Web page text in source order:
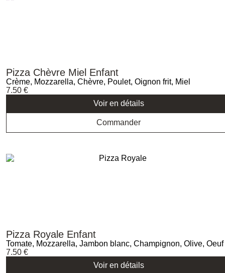
Pizza Chèvre Miel Enfant
Crème, Mozzarella, Chèvre, Poulet, Oignon frit, Miel
7.50 €
Voir en détails
Commander
Pizza Royale Enfant
Tomate, Mozzarella, Jambon blanc, Champignon, Olive, Oeuf
7.50 €
Voir en détails